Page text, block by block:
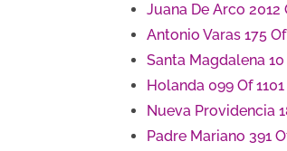
Juana De Arco 2012
Antonio Varas 175
Santa Magdalena 10
Holanda 099 Of 1101
Nueva Providencia
Padre Mariano 391